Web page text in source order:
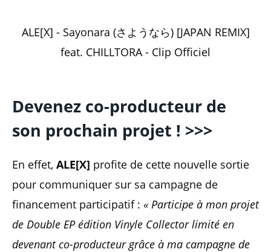
ALE[X] - Sayonara (さようなら) [JAPAN REMIX]
feat. CHILLTORA - Clip Officiel
Devenez co-producteur de
son prochain projet ! >>>
En effet, ALE[X] profite de cette nouvelle sortie
pour communiquer sur sa campagne de
financement participatif : « Participe à mon projet
de Double EP édition Vinyle Collector limité en
devenant co-producteur grâce à ma campagne de